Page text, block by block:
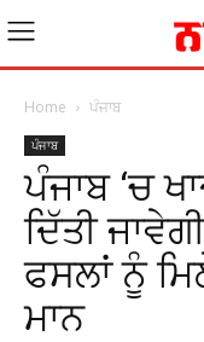
Home ਪੰਜਾਬ
ਪੰਜਾਬ
ਪੰਜਾਬ ‘ਚ
ਦਿੱਤੀ
ਫਸਲਾਂ ਨੂੰ
ਮਾਨ